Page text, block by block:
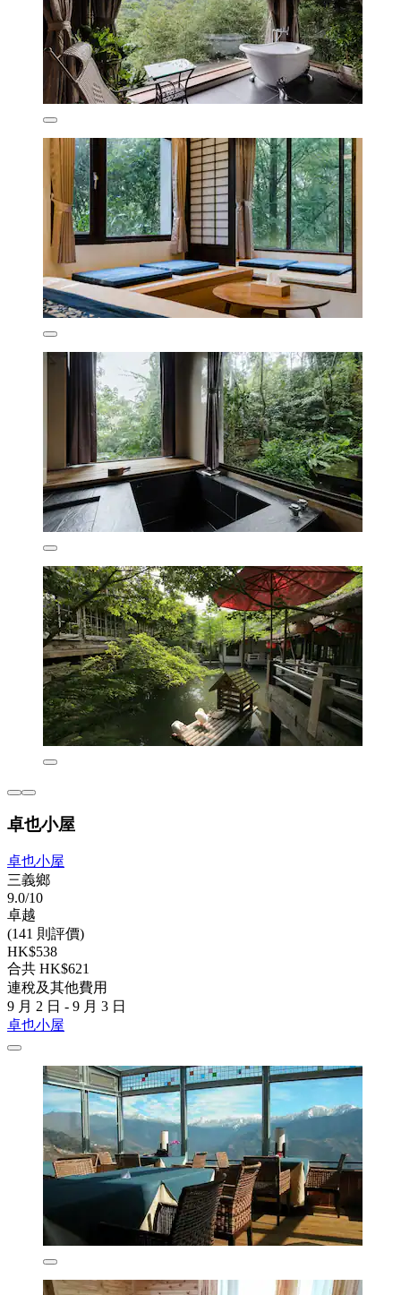
卓也小屋
卓也小屋
三義鄉
9.0/10
卓越
(141 則評價)
HK$538
合共 HK$621
連稅及其他費用
9 月 2 日 - 9 月 3 日
卓也小屋